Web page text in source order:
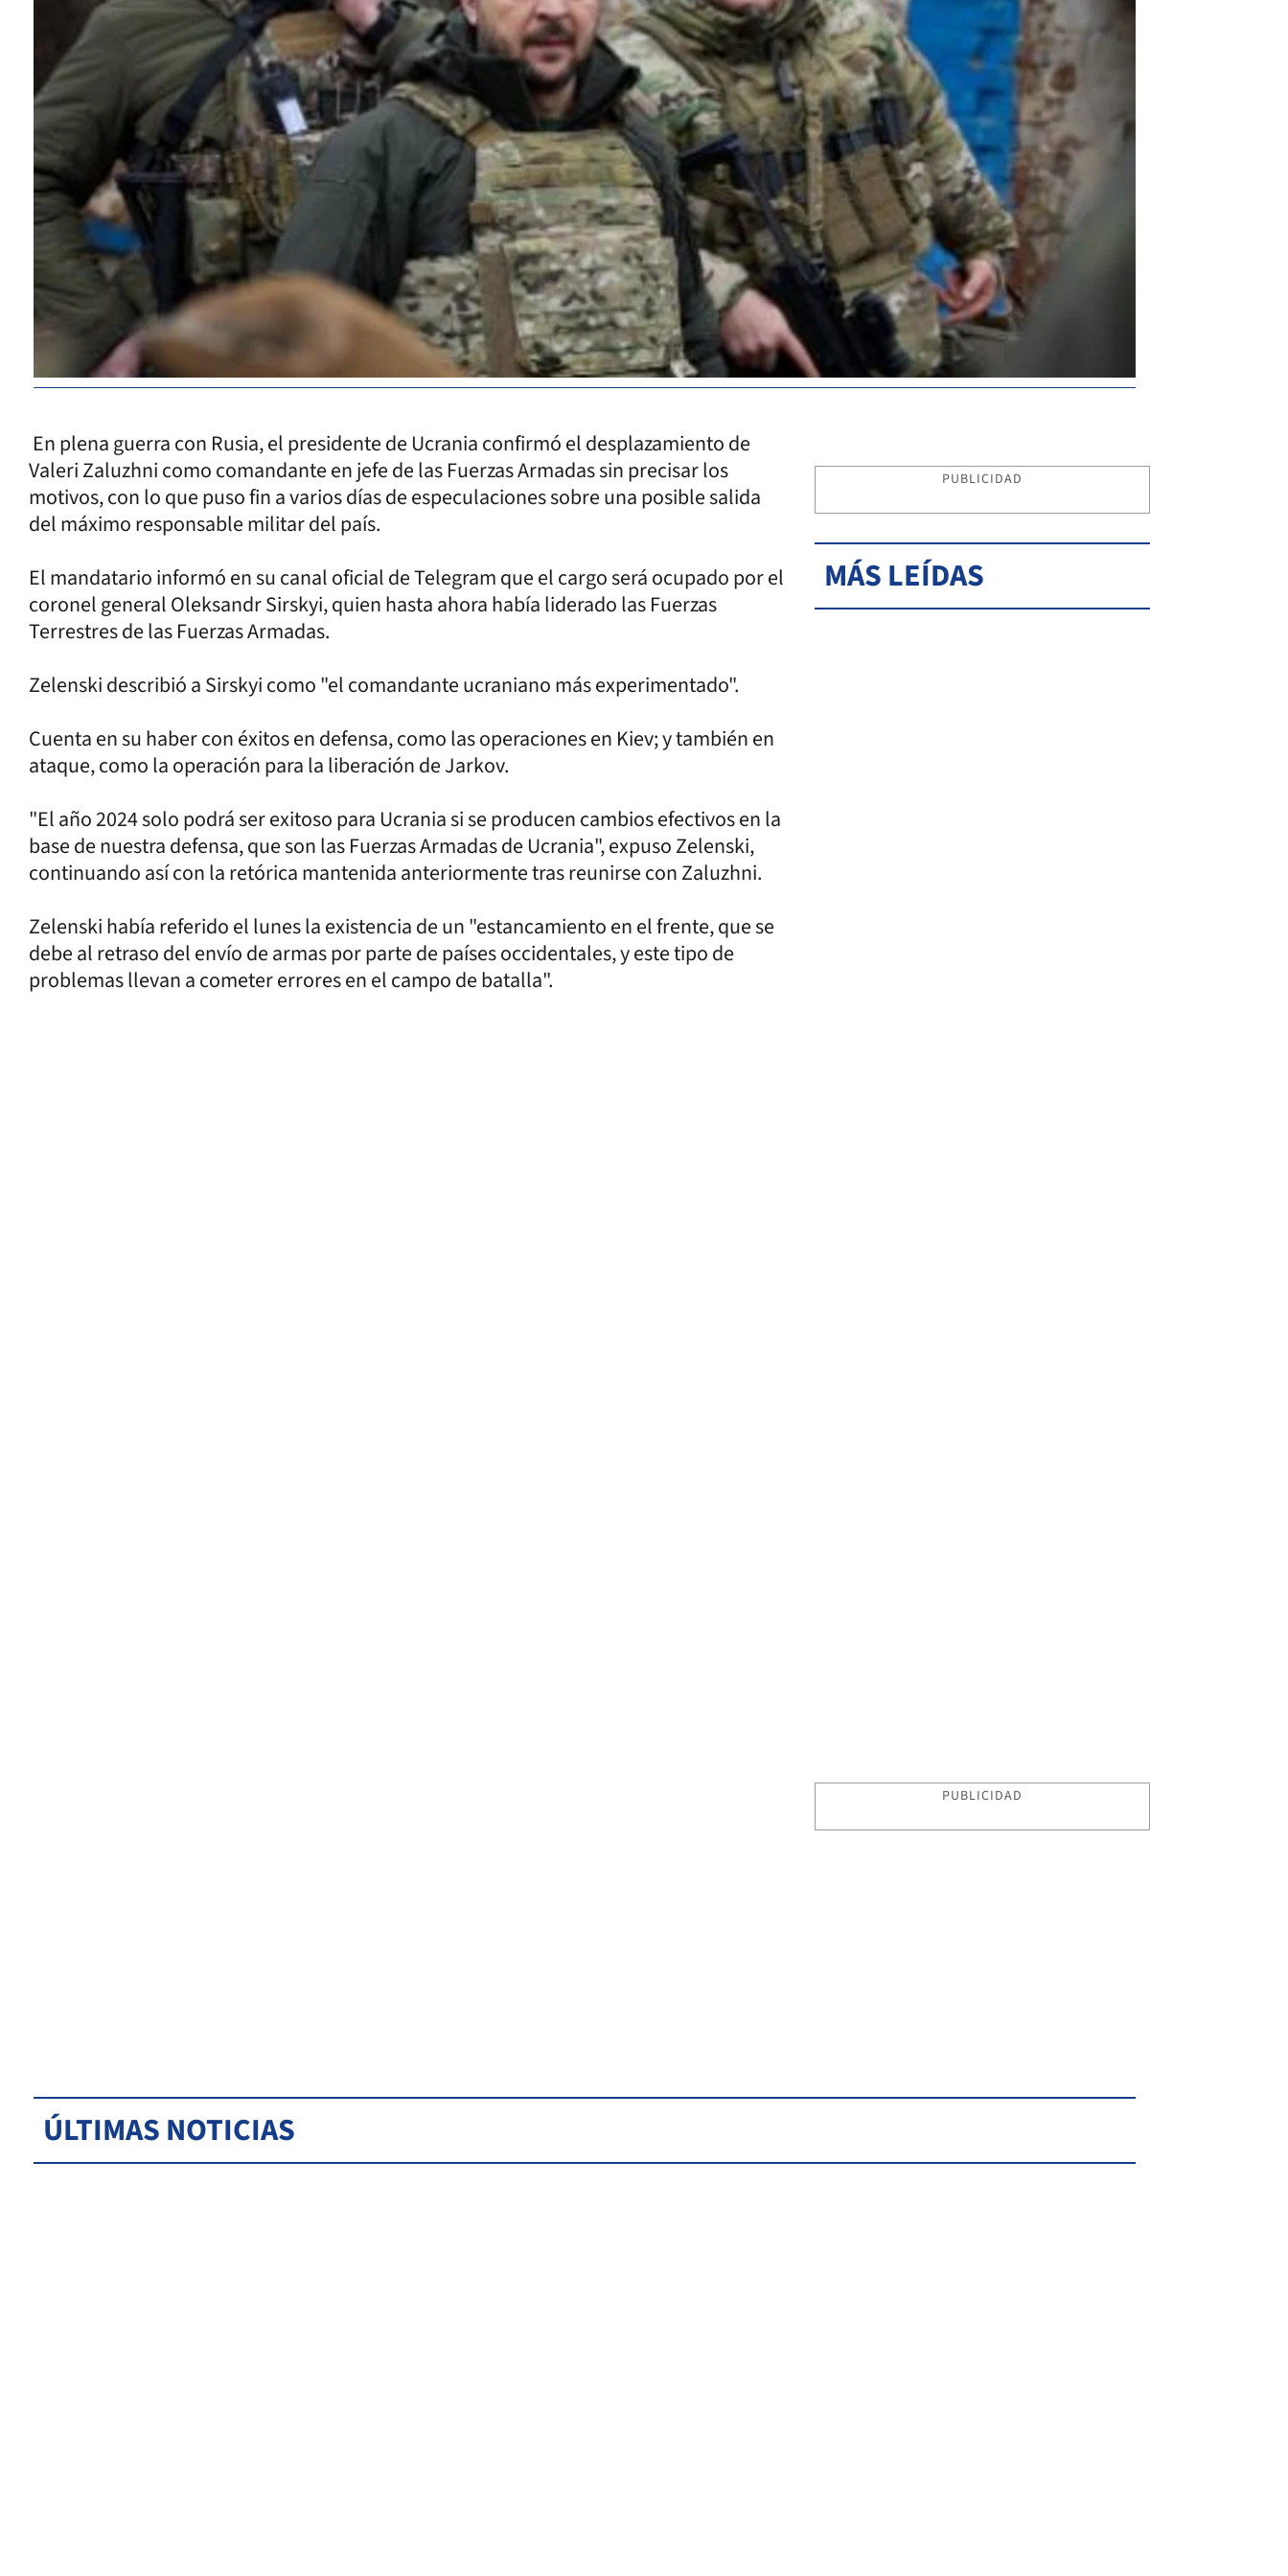
En plena guerra con Rusia, el presidente de Ucrania confirmó el desplazamiento de
Valeri Zaluzhni como comandante en jefe de las Fuerzas Armadas sin precisar los
motivos, con lo que puso fin a varios días de especulaciones sobre una posible salida
del máximo responsable militar del país.
El mandatario informó en su canal oficial de Telegram que el cargo será ocupado por el
coronel general Oleksandr Sirskyi, quien hasta ahora había liderado las Fuerzas
Terrestres de las Fuerzas Armadas.
Zelenski describió a Sirskyi como "el comandante ucraniano más experimentado".
Cuenta en su haber con éxitos en defensa, como las operaciones en Kiev; y también en
ataque, como la operación para la liberación de Jarkov.
"El año 2024 solo podrá ser exitoso para Ucrania si se producen cambios efectivos en la
base de nuestra defensa, que son las Fuerzas Armadas de Ucrania", expuso Zelenski,
continuando así con la retórica mantenida anteriormente tras reunirse con Zaluzhni.
Zelenski había referido el lunes la existencia de un "estancamiento en el frente, que se
debe al retraso del envío de armas por parte de países occidentales, y este tipo de
problemas llevan a cometer errores en el campo de batalla".
PUBLICIDAD
MÁS LEÍDAS
PUBLICIDAD
ÚLTIMAS NOTICIAS